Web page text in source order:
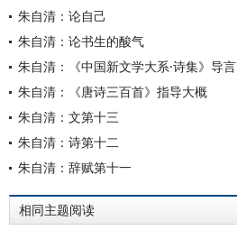
朱自清：论自己
朱自清：论书生的酸气
朱自清：《中国新文学大系·诗集》导言
朱自清：《唐诗三百首》指导大概
朱自清：文第十三
朱自清：诗第十二
朱自清：辞赋第十一
相同主题阅读